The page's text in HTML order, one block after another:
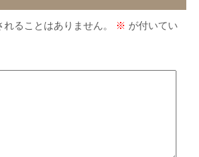
ることはありません。 ※ が付いてい